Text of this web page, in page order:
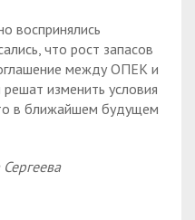
воспринялись
что рост запасов
между ОПЕК и
изменить условия
в ближайшем будущем